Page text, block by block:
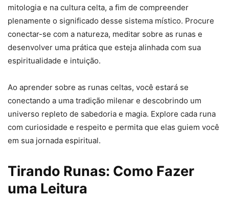
mitologia e na cultura celta, a fim de compreender
plenamente o significado desse sistema místico. Procure
conectar-se com a natureza, meditar sobre as runas e
desenvolver uma prática que esteja alinhada com sua
espiritualidade e intuição.
Ao aprender sobre as runas celtas, você estará se
conectando a uma tradição milenar e descobrindo um
universo repleto de sabedoria e magia. Explore cada runa
com curiosidade e respeito e permita que elas guiem você
em sua jornada espiritual.
Tirando Runas: Como Fazer
uma Leitura